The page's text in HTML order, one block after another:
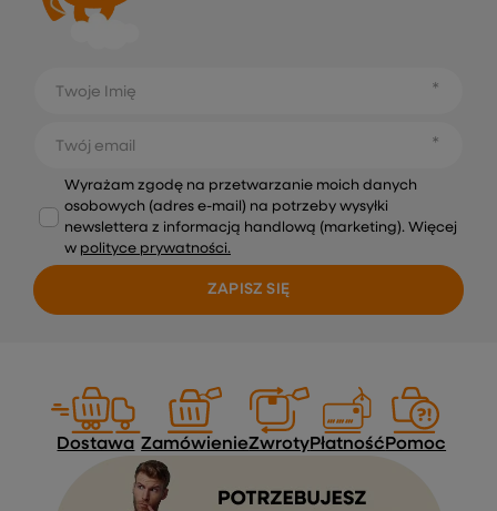
Twoje Imię
Twój email
Wyrażam zgodę na przetwarzanie moich danych
osobowych (adres e-mail) na potrzeby wysyłki
newslettera z informacją handlową (marketing). Więcej
w polityce prywatności.
ZAPISZ SIĘ
Dostawa ZamówienieZwrotyPłatnośćPomoc